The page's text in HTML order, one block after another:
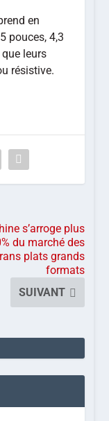
en
pouces, 4,3
leurs
résistive.
s’arroge plus
du marché des
plats grands
formats
SUIVANT